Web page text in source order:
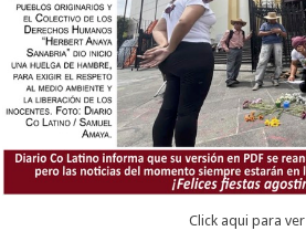
Click aqui para ver